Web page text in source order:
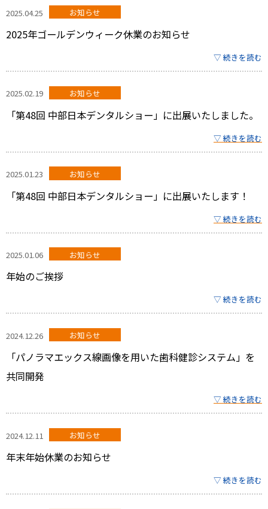
2025.04.25 お知らせ
2025年ゴールデンウィーク休業のお知らせ
▽ 続きを読む
2025.02.19 お知らせ
「第48回 中部日本デンタルショー」に出展いたしました。
▽ 続きを読む
2025.01.23 お知らせ
「第48回 中部日本デンタルショー」に出展いたします！
▽ 続きを読む
2025.01.06 お知らせ
年始のご挨拶
▽ 続きを読む
2024.12.26 お知らせ
「パノラマエックス線画像を用いた歯科健診システム」を
共同開発
▽ 続きを読む
2024.12.11 お知らせ
年末年始休業のお知らせ
▽ 続きを読む